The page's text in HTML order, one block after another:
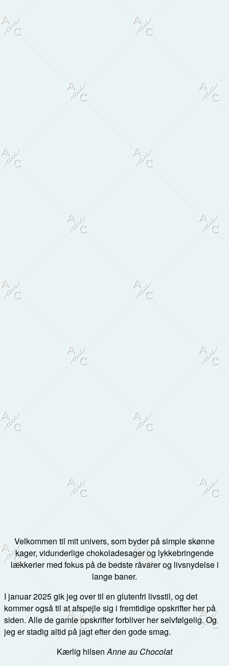
Primær
Sidebar
Velkommen til mit univers, som byder på simple skønne
kager, vidunderlige chokoladesager og lykkebringende
lækkerier med fokus på de bedste råvarer og livsnydelse i
lange baner.
I januar 2025 gik jeg over til en glutenfri livsstil, og det
kommer også til at afspejle sig i fremtidige opskrifter her på
siden. Alle de gamle opskrifter forbliver her selvfølgelig. Og
jeg er stadig altid på jagt efter den gode smag.
Kærlig hilsenAnne au Chocolat